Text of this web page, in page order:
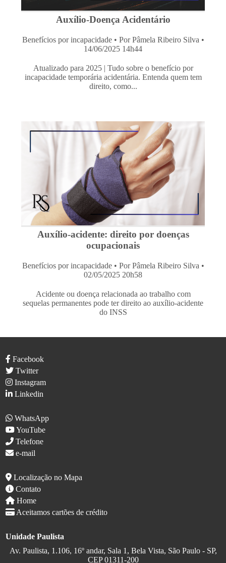
Auxílio-Doença Acidentário
Benefícios por incapacidade • Por Pâmela Ribeiro Silva •
14/06/2025 14h44
Atualizado para 2025 | Tudo sobre o benefício por
incapacidade temporária acidentária. Entenda quem tem
direito, como...
Auxílio-acidente: direito por doenças
ocupacionais
Benefícios por incapacidade • Por Pâmela Ribeiro Silva •
02/05/2025 20h58
Acidente ou doença relacionada ao trabalho com
sequelas permanentes pode ter direito ao auxílio-acidente
do INSS
Facebook
Twitter
Instagram
Linkedin
WhatsApp
YouTube
Telefone
e-mail
Localização no Mapa
Contato
Home
Aceitamos cartões de crédito
Unidade Paulista
Av. Paulista, 1.106, 16º andar, Sala 1, Bela Vista, São Paulo - SP,
CEP 01311-200